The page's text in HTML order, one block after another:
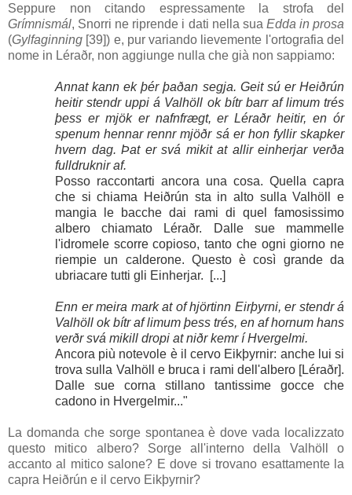
Seppure non citando espressamente la strofa del
Grímnismál, Snorri ne riprende i dati nella sua Edda in prosa
(Gylfaginning [39]) e, pur variando lievemente l'ortografia del
nome in Léraðr, non aggiunge nulla che già non sappiamo:
Annat kann ek þér þaðan segja. Geit sú er Heiðrún
heitir stendr uppi á Valhöll ok bítr barr af limum trés
þess er mjök er nafnfrægt, er Léraðr heitir, en ór
spenum hennar rennr mjöðr sá er hon fyllir skapker
hvern dag. Þat er svá mikit at allir einherjar verða
fulldruknir af.
Posso raccontarti ancora una cosa. Quella capra
che si chiama
Heiðrún sta in alto sullaValhöll
e
mangia le bacche dai rami di quel famosissimo
albero chiamato
Léraðr. Dalle sue mammelle
l'idromele scorre copioso, tanto che ogni giorno ne
riempie un calderone. Questo è così grande da
ubriacare tutti gli Einherjar. [...]
Enn er meira mark at of hjörtinn Eirþyrni, er stendr á
Valhöll ok bítr af limum þess trés, en af hornum hans
verðr svá mikill dropi at niðr kemr í Hvergelmi.
Ancora più notevole è il cervo Eikþyrnir: anche lui si
trova sulla Valhöll e bruca i rami dell'albero [Léraðr].
Dalle sue corna stillano tantissime gocce che
cadono in Hvergelmir..."
La domanda che sorge spontanea è dove vada localizzato
questo mitico albero? Sorge all'interno della Valhöll
o
accanto al mitico salone? E dove si trovano esattamente la
capra Heiðrún e il cervo Eikþyrnir?